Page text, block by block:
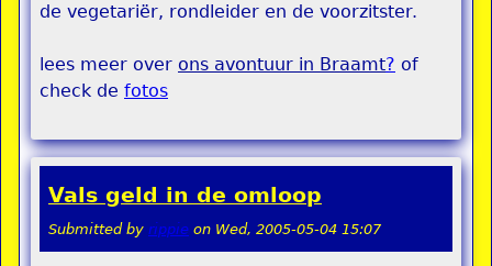
de vegetariër, rondleider en de voorzitster.
lees meer over ons avontuur in Braamt? of
check de fotos
Vals geld in de omloop
Submitted by rippie on Wed, 2005-05-04 15:07